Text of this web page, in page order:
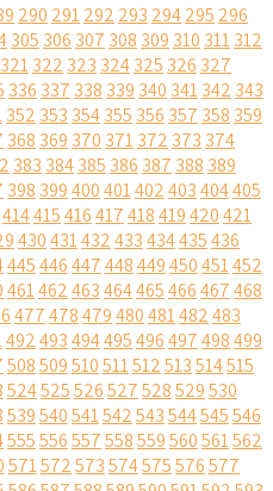
290 291292 293 294295 296
305 306 307 308 309 310 311312
321322 323 324325 326 327
336 337 338 339 340 341342 343
352 353 354355 356 357 358 359
368 369 370 371372 373 374
383 384385 386 387 388 389
398 399400401402403404405
414415416417418419420421
430431432433434435436
445446447448449450451452
461462463464465466467468
477478479480481482483
492493494495496497498499
508509510511512513514515
524525526527528529530
539540541542543544545546
555556557558559560561562
571572573574575576577